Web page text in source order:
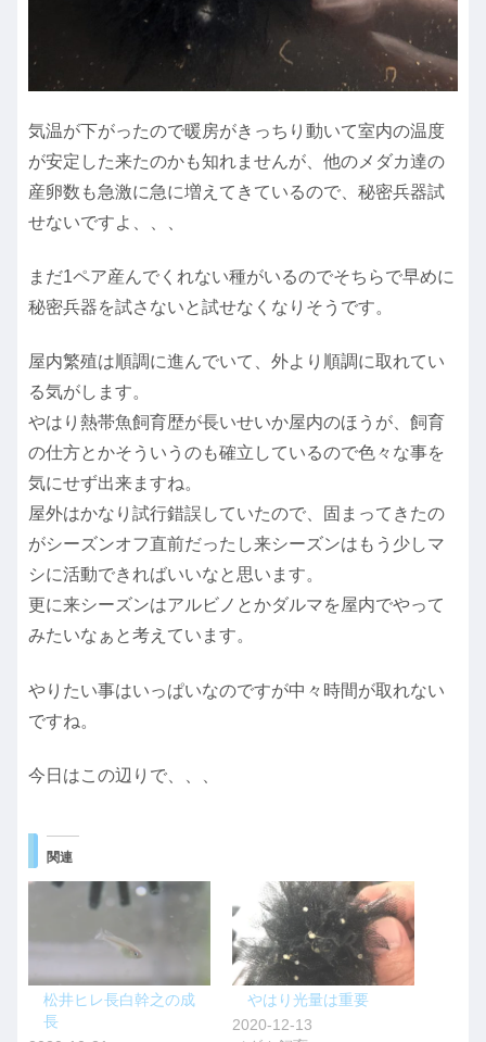
気温が下がったので暖房がきっちり動いて室内の温度
が安定した来たのかも知れませんが、他のメダカ達の
産卵数も急激に急に増えてきているので、秘密兵器試
せないですよ、、、
まだ1ペア産んでくれない種がいるのでそちらで早めに
秘密兵器を試さないと試せなくなりそうです。
屋内繁殖は順調に進んでいて、外より順調に取れてい
る気がします。
やはり熱帯魚飼育歴が長いせいか屋内のほうが、飼育
の仕方とかそういうのも確立しているので色々な事を
気にせず出来ますね。
屋外はかなり試行錯誤していたので、固まってきたの
がシーズンオフ直前だったし来シーズンはもう少しマ
シに活動できればいいなと思います。
更に来シーズンはアルビノとかダルマを屋内でやって
みたいなぁと考えています。
やりたい事はいっぱいなのですが中々時間が取れない
ですね。
今日はこの辺りで、、、
関連
松井ヒレ長白幹之の成
長
やはり光量は重要
2020-12-13